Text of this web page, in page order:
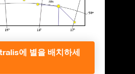
에 별을 배치하세